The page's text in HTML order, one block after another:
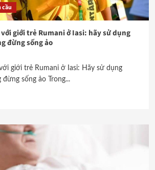
cầu
giới trẻ Rumani ở Iasi: hãy sử dụng
đừng sống ảo
giới trẻ Rumani ở Iasi: Hãy sử dụng
sống ảo Trong...